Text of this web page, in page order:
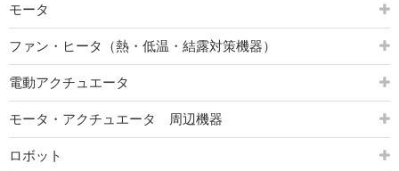
モータ
ファン・ヒータ（熱・低温・結露対策機器）
電動アクチュエータ
モータ・アクチュエータ 周辺機器
ロボット